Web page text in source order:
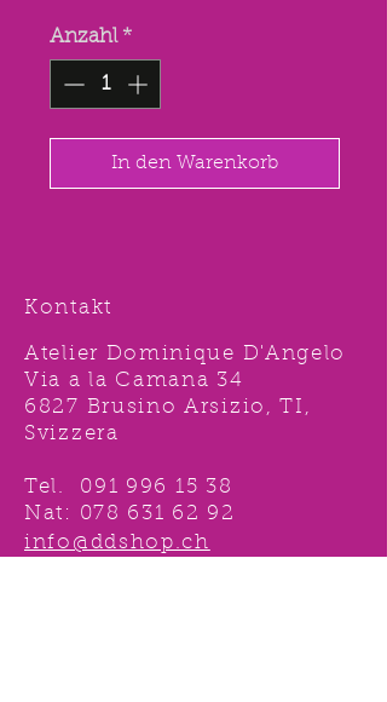
Anzahl *
In den Warenkorb
Kontakt
Atelier Dominique D'Angelo
Via a la Camana 34
6827 Brusino Arsizio, TI,
Svizzera
Tel. 091 996 15 38
Nat: 078 631 62 92
info@ddshop.ch